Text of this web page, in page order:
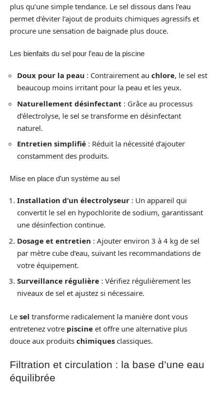
plus qu’une simple tendance. Le sel dissous dans l’eau
permet d’éviter l’ajout de produits chimiques agressifs et
procure une sensation de baignade plus douce.
Les bienfaits du sel pour l’eau de la piscine
Doux pour la peau : Contrairement au chlore, le sel est
beaucoup moins irritant pour la peau et les yeux.
Naturellement désinfectant : Grâce au processus
d’électrolyse, le sel se transforme en désinfectant
naturel.
Entretien simplifié : Réduit la nécessité d’ajouter
constamment des produits.
Mise en place d’un système au sel
Installation d’un électrolyseur : Un appareil qui
convertit le sel en hypochlorite de sodium, garantissant
une désinfection continue.
Dosage et entretien : Ajouter environ 3 à 4 kg de sel
par mètre cube d’eau, suivant les recommandations de
votre équipement.
Surveillance régulière : Vérifiez régulièrement les
niveaux de sel et ajustez si nécessaire.
Le sel transforme radicalement la manière dont vous
entretenez votre piscine et offre une alternative plus
douce aux produits chimiques classiques.
Filtration et circulation : la base d’une eau
équilibrée